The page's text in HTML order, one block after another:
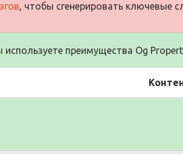
, чтобы сгенерировать ключевые
преимущества Og